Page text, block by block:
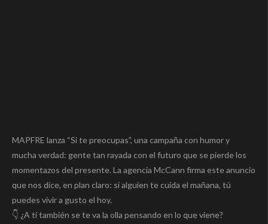
MAPFRE lanza “Si te preocupas”, una campaña con humor y
mucha verdad: gente tan rayada con el futuro que se pierde los
momentazos del presente. La agencia McCann firma este anuncio
que nos dice, en plan claro: si alguien te cuida el mañana, tú
puedes vivir a gusto el hoy.
👇 ¿A ti también se te va la olla pensando en lo que viene?